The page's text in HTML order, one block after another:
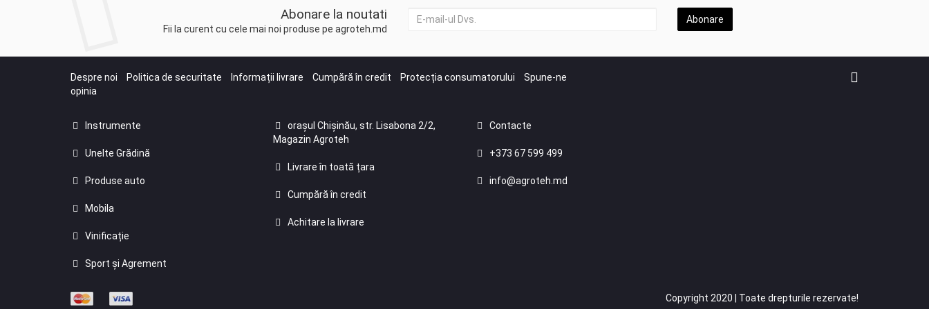
Abonare la noutati
Fii la curent cu cele mai noi produse pe agroteh.md
Abonare
Despre noi Politica de securitate Informații livrare Cumpără în credit Protecția consumatorului
Spune-ne
opinia
Instrumente
Unelte Grădină
Produse auto
Mobila
Vinificație
Sport și Agrement
orașul Chișinău, str. Lisabona 2/2,
Magazin Agroteh
Livrare în toată țara
Cumpără în credit
Achitare la livrare
Contacte
+373 67 599 499
info@agroteh.md
Copyright 2020 | Toate drepturile rezervate!